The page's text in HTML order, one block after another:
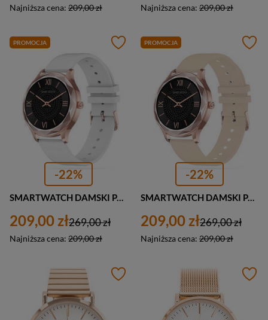
Najniższa cena: 209,00 zł Najniższa cena: 209,00 zł
PROMOCJA
-22%
SMARTWATCH DAMSKI PACIFIC 27-3 BIAŁY - CIŚNIENIOMIERZ (sy022c)
209,00 zł
Najniższa cena: 209,00 zł
269,00 zł
PROMOCJA
-22%
SMARTWATCH DAMSKI PACIFIC 27-3 BEŻOWY - CIŚNIENIOMIERZ (sy022c)
209,00 zł
Najniższa cena: 209,00 zł
269,00 zł